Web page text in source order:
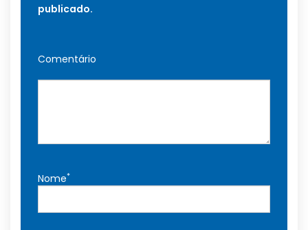
publicado.
Comentário
Nome*